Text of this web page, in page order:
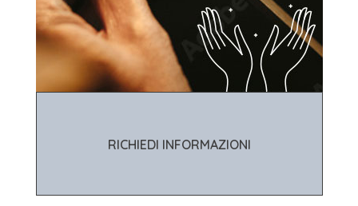
RICHIEDI INFORMAZIONI